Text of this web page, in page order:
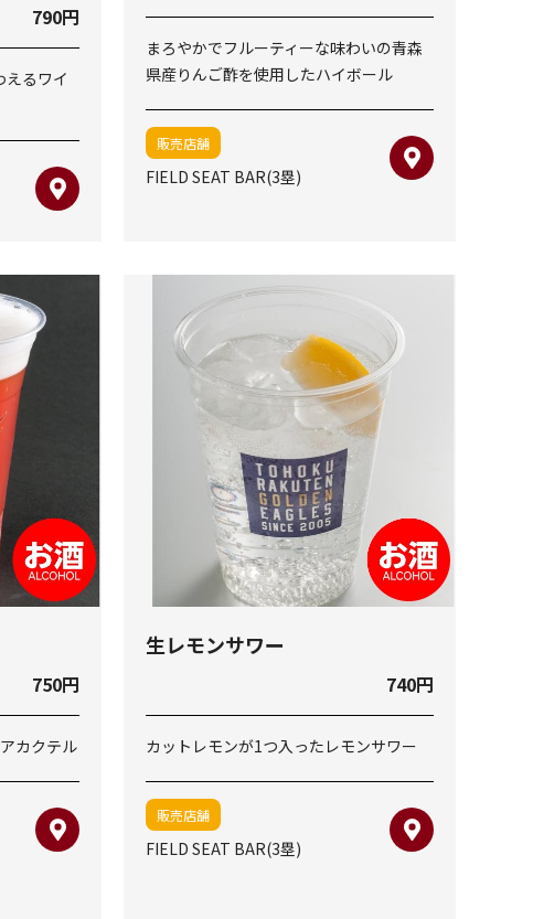
790円
えるワイ
まろやかでフルーティーな味わいの青森
県産りんご酢を使用したハイボール
販売店舗
FIELD SEAT BAR(3塁)
750円
カクテル
生レモンサワー
740円
カットレモンが1つ入ったレモンサワー
販売店舗
FIELD SEAT BAR(3塁)